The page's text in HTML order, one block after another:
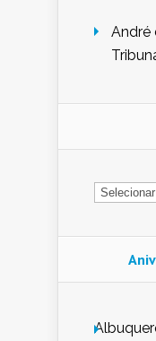
André
Arquivo